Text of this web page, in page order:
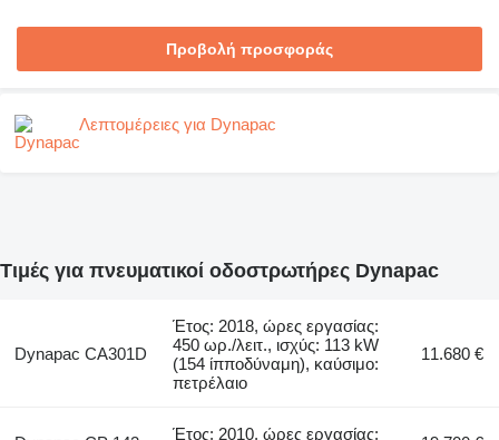
Προβολή προσφοράς
Λεπτομέρειες για Dynapac
Τιμές για πνευματικοί οδοστρωτήρες Dynapac
Dynapac CA301D
Έτος: 2018, ώρες εργασίας:
450 ωρ./λειτ., ισχύς: 113 kW
(154 ίπποδύναμη), καύσιμο:
πετρέλαιο
11.680 €
Έτος: 2010, ώρες εργασίας: